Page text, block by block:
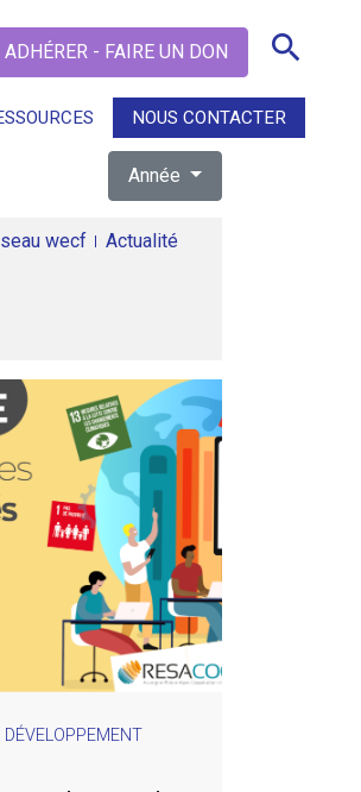
ADHÉRER - FAIRE UN DON search
NOUS CONTACTER
search
Année
wecf Actualité